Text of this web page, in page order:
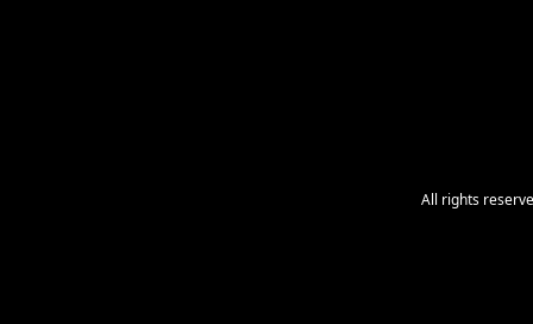
All rights